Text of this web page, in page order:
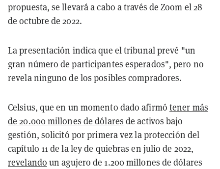
propuesta, se llevará a cabo a través de Zoom el 28
de octubre de 2022.
La presentación indica que el tribunal prevé "un
gran número de participantes esperados", pero no
revela ninguno de los posibles compradores.
Celsius, que en un momento dado afirmó tener más
de 20.000 millones de dólares de activos bajo
gestión, solicitó por primera vez la protección del
capítulo 11 de la ley de quiebras en julio de 2022,
revelando un agujero de 1.200 millones de dólares